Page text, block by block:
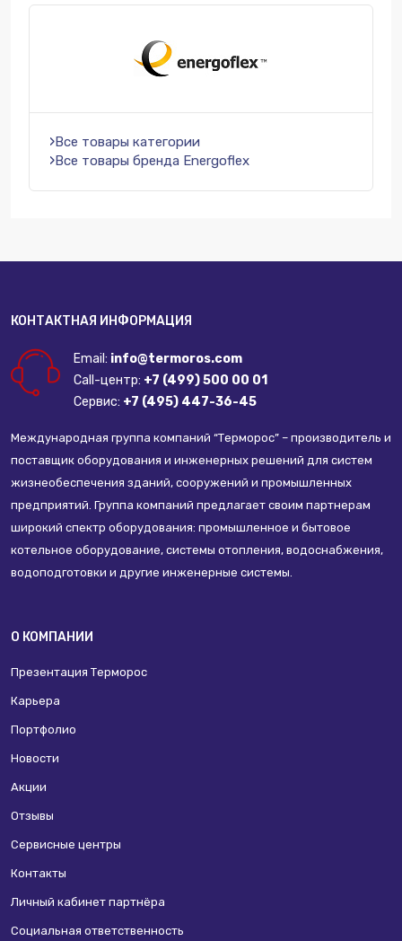
Все товары категории
Все товары бренда Energoflex
КОНТАКТНАЯ ИНФОРМАЦИЯ
Email: info@termoros.com
Call-центр: +7 (499) 500 00 01
Сервис: +7 (495) 447-36-45
Международная группа компаний “Терморос” – производитель и
поставщик оборудования и инженерных решений для систем
жизнеобеспечения зданий, сооружений и промышленных
предприятий. Группа компаний предлагает своим партнерам
широкий спектр оборудования: промышленное и бытовое
котельное оборудование, системы отопления, водоснабжения,
водоподготовки и другие инженерные системы.
О КОМПАНИИ
Презентация Терморос
Карьера
Портфолио
Новости
Акции
Отзывы
Сервисные центры
Контакты
Личный кабинет партнёра
Социальная ответственность